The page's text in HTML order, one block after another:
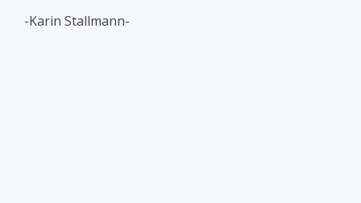
-Karin Stallmann-